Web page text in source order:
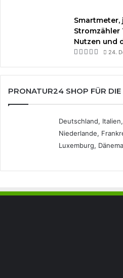
Stromzähler
Nutzen und
24.
PRONATUR24 SHOP FÜR DIE
Deutschland,
Niederlande,
Luxemburg,